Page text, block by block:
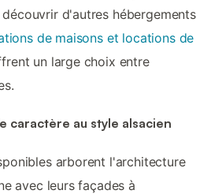
d'autres hébergements
de maisons et locations de
un large choix entre
caractère au style alsacien
arborent l'architecture
avec leurs façades à